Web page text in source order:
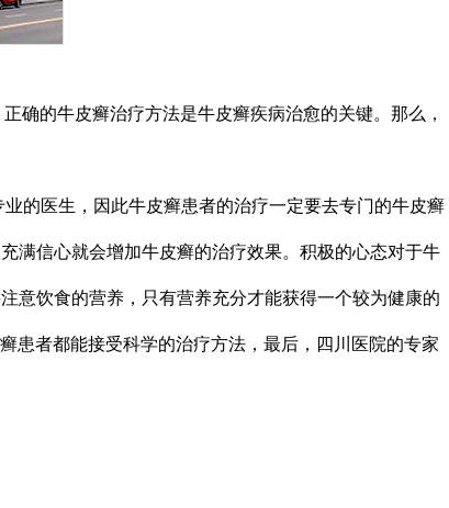
确的牛皮癣治疗方法是牛皮癣疾病治愈的关键。那么，
的医生，因此牛皮癣患者的治疗一定要去专门的牛皮癣
信心就会增加牛皮癣的治疗效果。积极的心态对于牛
饮食的营养，只有营养充分才能获得一个较为健康的
癣患者都能接受科学的治疗方法，最后，四川医院的专家